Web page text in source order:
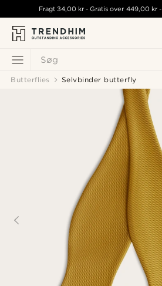
Søg
Fragt34,00 kr - Gratis over 449,00 kr-
Butterflies Selvbinder butterfly